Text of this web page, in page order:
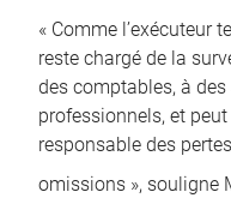
« Comme l’exécuteur
reste chargé de la
des comptables, à
professionnels, et
responsable des
omissions », souligne